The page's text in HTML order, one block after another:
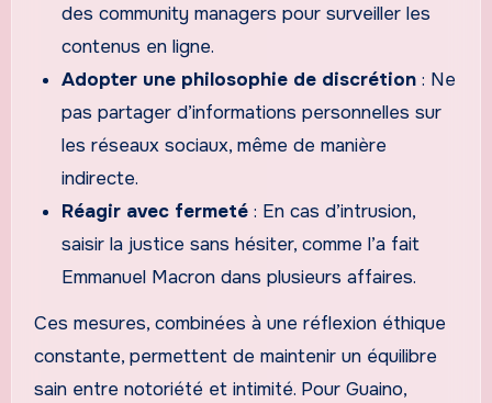
des community managers pour surveiller les
contenus en ligne.
Adopter une philosophie de discrétion : Ne
pas partager d’informations personnelles sur
les réseaux sociaux, même de manière
indirecte.
Réagir avec fermeté : En cas d’intrusion,
saisir la justice sans hésiter, comme l’a fait
Emmanuel Macron dans plusieurs affaires.
Ces mesures, combinées à une réflexion éthique
constante, permettent de maintenir un équilibre
sain entre notoriété et intimité. Pour Guaino,